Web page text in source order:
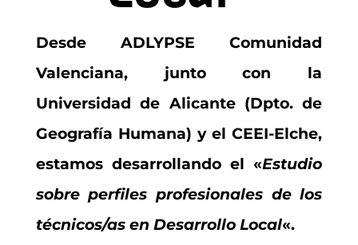
Desde ADLYPSE Comunidad
Valenciana, junto con la
Universidad de Alicante (Dpto. de
Geografía Humana) y el CEEI-Elche,
estamos desarrollando el «Estudio
sobre perfiles profesionales de los
técnicos/as en Desarrollo Local«.